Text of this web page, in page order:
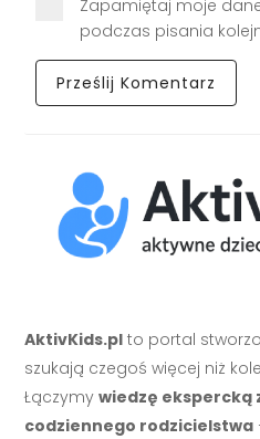
Zapamiętaj moje
podczas pisania
AktivKids.pl to portal
szukają czegoś więcej niż
Łączymywiedzę ekspercką
codziennego rodzicielstwa